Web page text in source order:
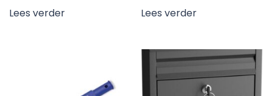
Lees verder Lees verder